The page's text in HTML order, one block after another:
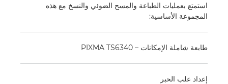
استمتع بعمليات الطباعة والمسح الضوئي والنسخ مع هذه
المجموعة الأساسية:
طابعة شاملة الإمكانات – PIXMA TS6340
إعداد علب الحبر